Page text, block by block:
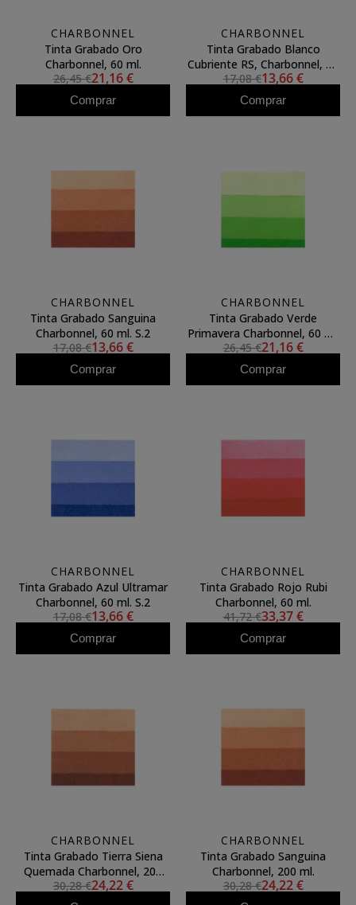
CHARBONNEL
Tinta Grabado Oro
Charbonnel, 60 ml.
26,45 €21,16 €
Comprar
CHARBONNEL
Tinta Grabado Blanco
Cubriente RS, Charbonnel, 60
ml. S.2
17,08 €13,66 €
Comprar
CHARBONNEL
Tinta Grabado Sanguina
Charbonnel, 60 ml. S.2
17,08 €13,66 €
Comprar
CHARBONNEL
Tinta Grabado Verde
Primavera Charbonnel, 60 ml.
S.4
26,45 €21,16 €
Comprar
CHARBONNEL
Tinta Grabado Azul Ultramar
Charbonnel, 60 ml. S.2
17,08 €13,66 €
Comprar
CHARBONNEL
Tinta Grabado Rojo Rubi
Charbonnel, 60 ml.
41,72 €33,37 €
Comprar
CHARBONNEL
Tinta Grabado Tierra Siena
Quemada Charbonnel, 200
ml.
30,28 €24,22 €
CHARBONNEL
Tinta Grabado Sanguina
Charbonnel, 200 ml.
30,28 €24,22 €